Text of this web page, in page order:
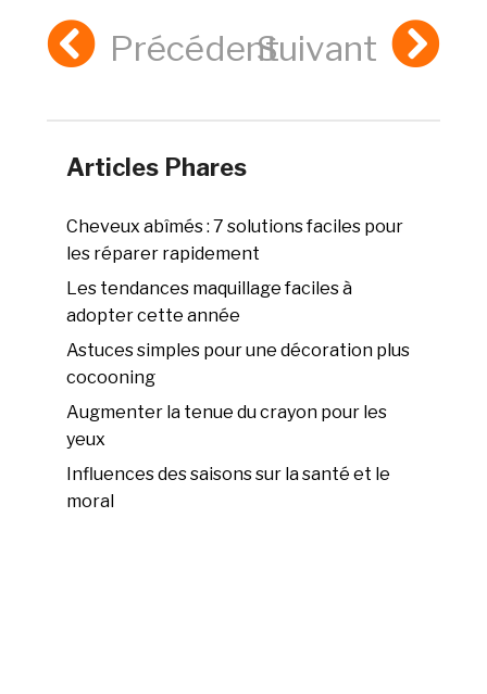
PrécédentSuivant
Articles Phares
Cheveux abîmés : 7 solutions faciles pour
les réparer rapidement
Les tendances maquillage faciles à
adopter cette année
Astuces simples pour une décoration plus
cocooning
Augmenter la tenue du crayon pour les
yeux
Influences des saisons sur la santé et le
moral